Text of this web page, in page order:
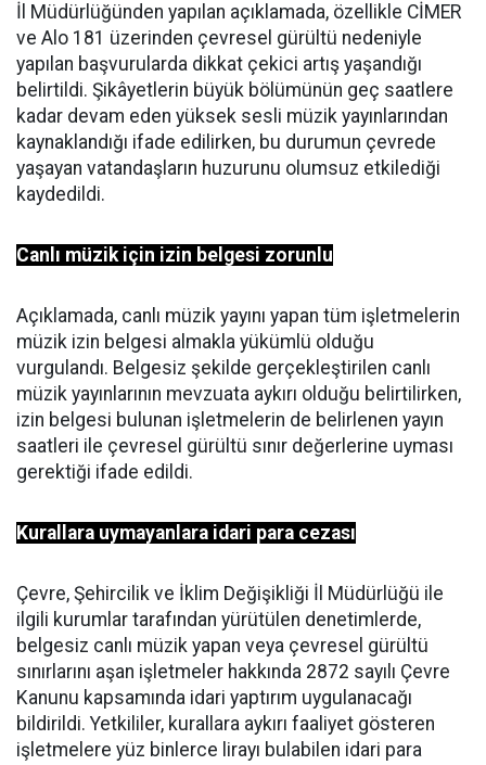
İl Müdürlüğünden yapılan açıklamada, özellikle CİMER
ve Alo 181 üzerinden çevresel gürültü nedeniyle
yapılan başvurularda dikkat çekici artış yaşandığı
belirtildi. Şikâyetlerin büyük bölümünün geç saatlere
kadar devam eden yüksek sesli müzik yayınlarından
kaynaklandığı ifade edilirken, bu durumun çevrede
yaşayan vatandaşların huzurunu olumsuz etkilediği
kaydedildi.
Canlı müzik için izin belgesi zorunlu
Açıklamada, canlı müzik yayını yapan tüm işletmelerin
müzik izin belgesi almakla yükümlü olduğu
vurgulandı. Belgesiz şekilde gerçekleştirilen canlı
müzik yayınlarının mevzuata aykırı olduğu belirtilirken,
izin belgesi bulunan işletmelerin de belirlenen yayın
saatleri ile çevresel gürültü sınır değerlerine uyması
gerektiği ifade edildi.
Kurallara uymayanlara idari para cezası
Çevre, Şehircilik ve İklim Değişikliği İl Müdürlüğü ile
ilgili kurumlar tarafından yürütülen denetimlerde,
belgesiz canlı müzik yapan veya çevresel gürültü
sınırlarını aşan işletmeler hakkında 2872 sayılı Çevre
Kanunu kapsamında idari yaptırım uygulanacağı
bildirildi. Yetkililer, kurallara aykırı faaliyet gösteren
işletmelere yüz binlerce lirayı bulabilen idari para